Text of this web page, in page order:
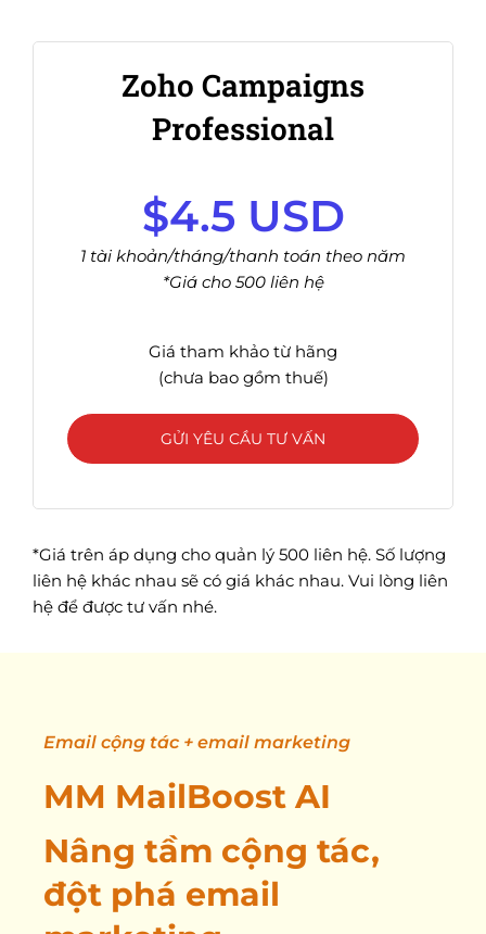
Zoho Campaigns
Professional
$4.5 USD
1 tài khoản/tháng/thanh toán theo năm
*Giá cho 500 liên hệ
Giá tham khảo từ hãng
(chưa bao gồm thuế)
GỬI YÊU CẦU TƯ VẤN
*Giá trên áp dụng cho quản lý 500 liên hệ. Số lượng
liên hệ khác nhau sẽ có giá khác nhau. Vui lòng liên
hệ để được tư vấn nhé.
Email cộng tác + email marketing
MM MailBoost AI
Nâng tầm cộng tác,
đột phá email